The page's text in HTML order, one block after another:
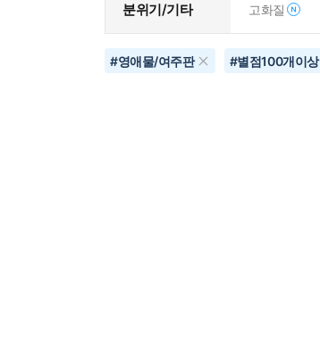
분위기/기타 고화질
#영애물/여주판 #별점100개이상